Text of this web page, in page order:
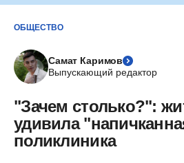
ОБЩЕСТВО
Самат Каримов
Выпускающий редактор
"Зачем столько?":
удивила
поликлиника